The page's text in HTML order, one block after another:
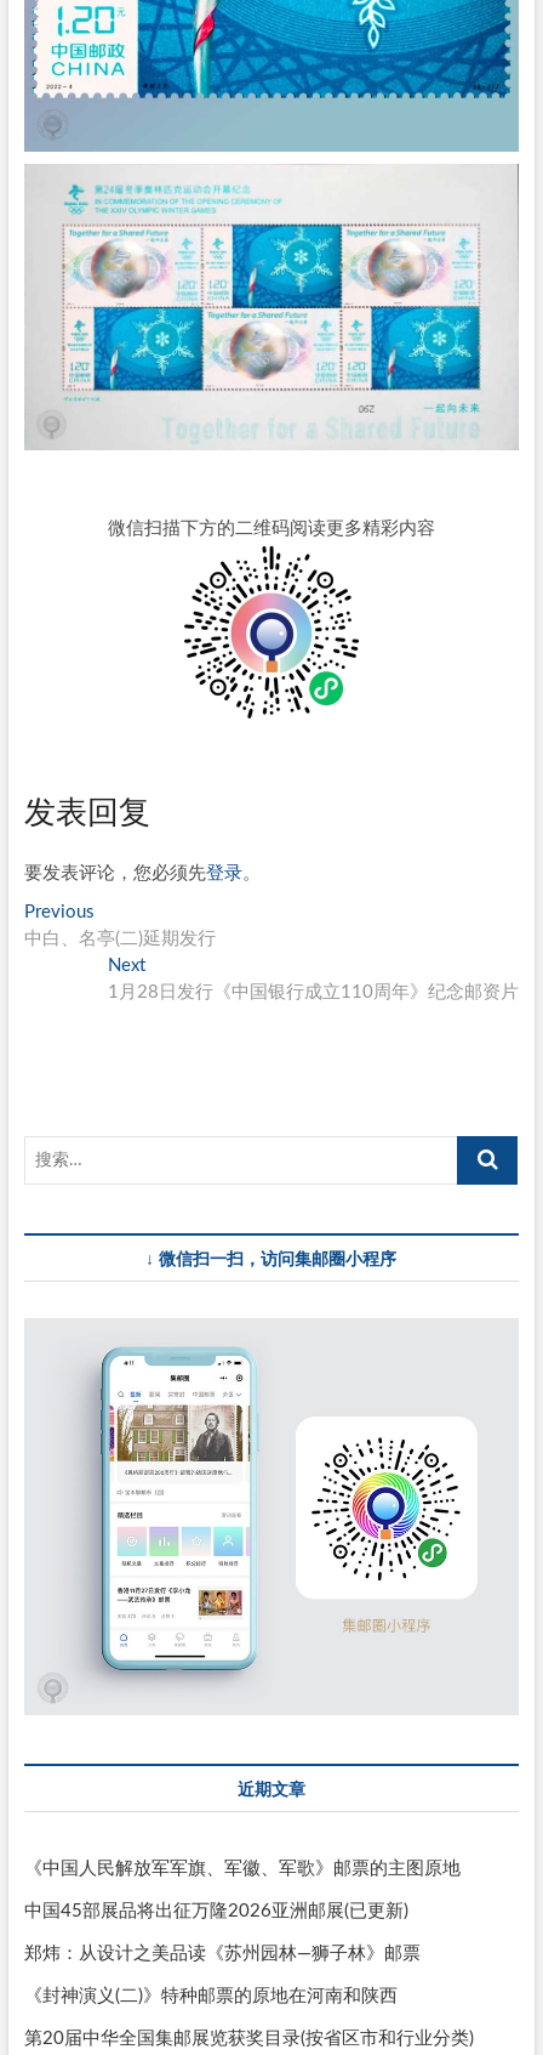
微信扫描下方的二维码阅读更多精彩内容
发表回复
要发表评论，您必须先登录。
文
章
PreviousPrevious
post:
中白、名亭(二)延期发行
NextNext
post:
1月28日发行《中国银行成立110周年》纪念邮资片
↓ 微信扫一扫，访问集邮圈小程序
近期文章
《中国人民解放军军旗、军徽、军歌》邮票的主图原地
中国45部展品将出征万隆2026亚洲邮展(已更新)
郑炜：从设计之美品读《苏州园林—狮子林》邮票
《封神演义(二)》特种邮票的原地在河南和陕西
第20届中华全国集邮展览获奖目录(按省区市和行业分类)